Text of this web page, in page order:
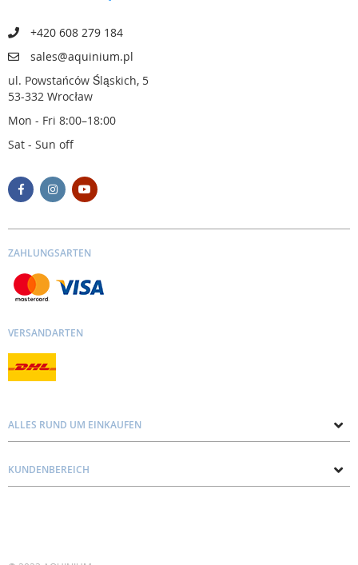
+420 608 279 184
sales@aquinium.pl
ul. Powstańców Śląskich, 5
53-332 Wrocław
Mon - Fri 8:00–18:00
Sat - Sun off
ZAHLUNGSARTEN
VERSANDARTEN
ALLES RUND UM EINKAUFEN
Kontakt mit uns
KUNDENBEREICH